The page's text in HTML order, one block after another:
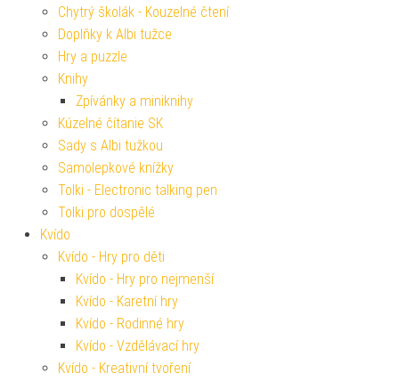
Chytrý školák - Kouzelné čtení
Doplňky k Albi tužce
Hry a puzzle
Knihy
Zpívánky a miniknihy
Kúzelné čítanie SK
Sady s Albi tužkou
Samolepkové knížky
Tolki - Electronic talking pen
Tolki pro dospělé
Kvído
Kvído - Hry pro děti
Kvído - Hry pro nejmenší
Kvído - Karetní hry
Kvído - Rodinné hry
Kvído - Vzdělávací hry
Kvído - Kreativní tvoření